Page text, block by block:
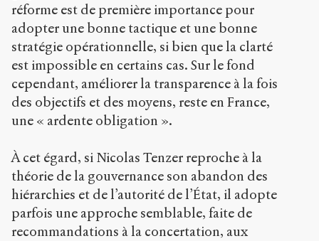
réforme est de première importance pour
adopter une bonne tactique et une bonne
stratégie opérationnelle, si bien que la clarté
est impossible en certains cas. Sur le fond
cependant, améliorer la transparence à la fois
des objectifs et des moyens, reste en France,
une « ardente obligation ».
À cet égard, si Nicolas Tenzer reproche à la
théorie de la gouvernance son abandon des
hiérarchies et de l’autorité de l’État, il adopte
parfois une approche semblable, faite de
recommandations à la concertation, aux